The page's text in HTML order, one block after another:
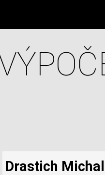
Drastich Michal